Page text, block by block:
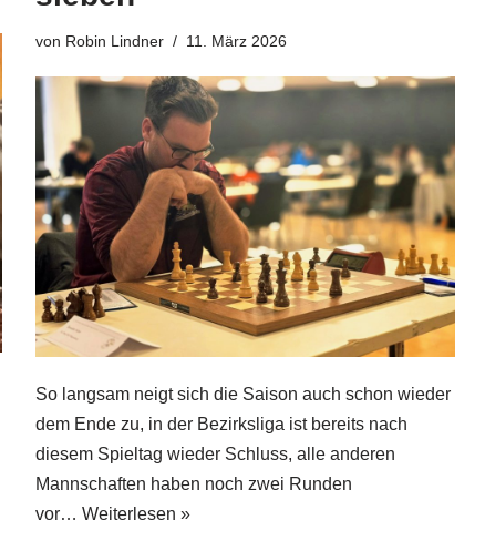
von Robin Lindner 11. März 2026
So langsam neigt sich die Saison auch schon wieder
dem Ende zu, in der Bezirksliga ist bereits nach
diesem Spieltag wieder Schluss, alle anderen
Mannschaften haben noch zwei Runden
vor… Weiterlesen »